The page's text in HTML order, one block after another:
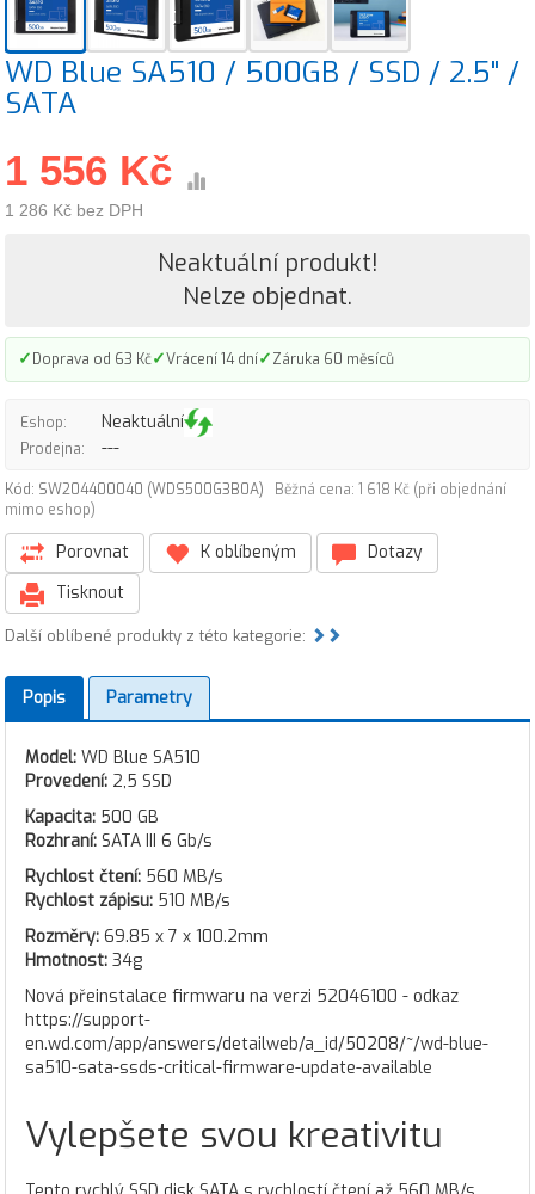
WD Blue SA510 / 500GB / SSD / 2.5" /
SATA
1 556 Kč
1 286 Kč bez DPH
Neaktuální produkt!
Nelze objednat.
✓Doprava od 63 Kč✓Vrácení 14 dní✓Záruka 60 měsíců
Eshop: Neaktuální
Prodejna: ---
Kód: SW204400040 (WDS500G3B0A)
Běžná cena: 1 618 Kč (při objednání
mimo eshop)
Porovnat K oblíbeným
Dotazy
Tisknout
Další oblíbené produkty z této kategorie:
Popis Parametry
Model: WD Blue SA510
Provedení: 2,5 SSD
Kapacita: 500 GB
Rozhraní: SATA III 6 Gb/s
Rychlost čtení: 560 MB/s
Rychlost zápisu: 510 MB/s
Rozměry: 69.85 x 7 x 100.2mm
Hmotnost: 34g
Nová přeinstalace firmwaru na verzi 52046100 - odkaz
https://support-
en.wd.com/app/answers/detailweb/a_id/50208/~/wd-blue-
sa510-sata-ssds-critical-firmware-update-available
Vylepšete svou kreativitu